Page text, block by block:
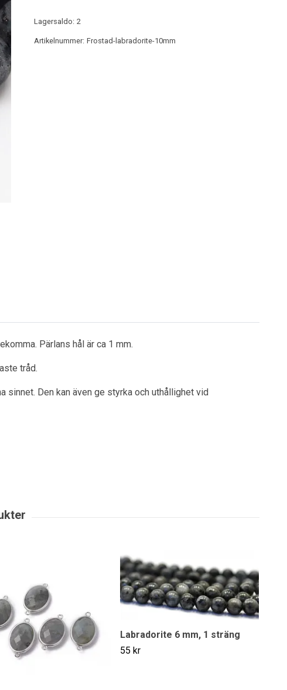
Lagersaldo: 2
Artikelnummer: Frostad-labradorite-10mm
Pärlans hål är ca 1 mm.
tråd.
sinnet. Den kan även ge styrka och uthållighet vid
Labradorite 6 mm, 1 sträng
55 kr